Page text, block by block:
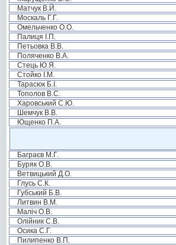
Матчук В.Й.
Москаль Г.Г.
Омельченко О.О.
Палиця І.П.
Петьовка В.В.
Поляченко В.А.
Стець Ю.Я.
Стойко І.М.
Тарасюк Б.І.
Тополов В.С.
Харовський С.Ю.
Шемчук В.В.
Ющенко П.А.
Баграєв М.Г.
Буряк О.В.
Ветвицький Д.О.
Глусь С.К.
Губський Б.В.
Литвин В.М.
Маліч О.В.
Олійник С.В.
Осика С.Г.
Пилипенко В.П.